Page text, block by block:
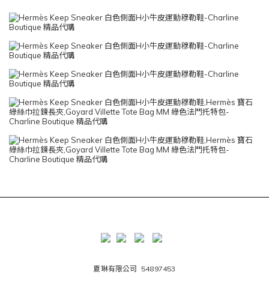
夏琳有限公司 54897453